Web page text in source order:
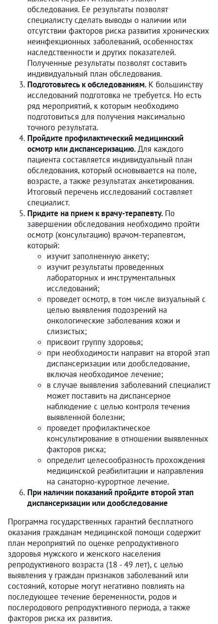
обследования. Ее результаты позволят
специалисту сделать выводы о наличии или
отсутствии факторов риска развития хронических
неинфекционных заболеваний, особенностях
наследственности и других показателей.
Полученные результаты позволят составить
индивидуальный план обследования.
Подготовьтесь к обследованиям. К большинству
исследований подготовка не требуется. Но есть
ряд мероприятий, к которым необходимо
подготовиться для получения максимально
точного результата.
Пройдите профилактический медицинский
осмотр или диспансеризацию.Для каждого
пациента составляется индивидуальный план
обследования, который основывается на поле,
возрасте, а также результатах анкетирования.
Итоговый перечень исследований составляет
специалист.
Придите на прием к врачу-терапевту. По
завершении обследования необходимо пройти
осмотр (консультацию) врачом-терапевтом,
который:
изучит заполненную анкету;
изучит результаты проведенных
лабораторных и инструментальных
исследований;
проведет осмотр, в том числе визуальный с
целью выявления подозрений на
онкологические заболевания кожи и
слизистых;
присвоит группу здоровья;
при необходимости направит на второй этап
диспансеризации или дообследование,
включая необходимое лечение;
в случае выявления заболеваний специалист
может поставить на диспансерное
наблюдение с целью контроля течения
выявленной болезни;
проведет профилактическое
консультирование в отношении выявленных
факторов риска;
определит целесообразность прохождения
медицинской реабилитации и направления
на санаторно-курортное лечение.
При наличии показаний пройдите второй этап
диспансеризации или дообследование
Программа государственных гарантий бесплатного
оказания гражданам медицинской помощи содержит
план мероприятий по оценке репродуктивного
здоровья мужского и женского населения
репродуктивного возраста (18 - 49 лет), с целью
выявления у граждан признаков заболеваний или
состояний, которые могут негативно повлиять на
последующее течение беременности, родов и
послеродового репродуктивного периода, а также
факторов риска их развития.